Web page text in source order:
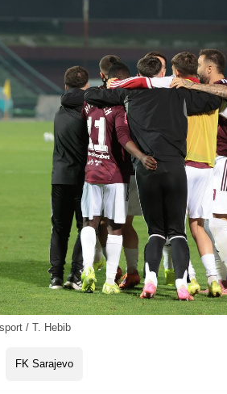
/ T. Hebib
FK Sarajevo